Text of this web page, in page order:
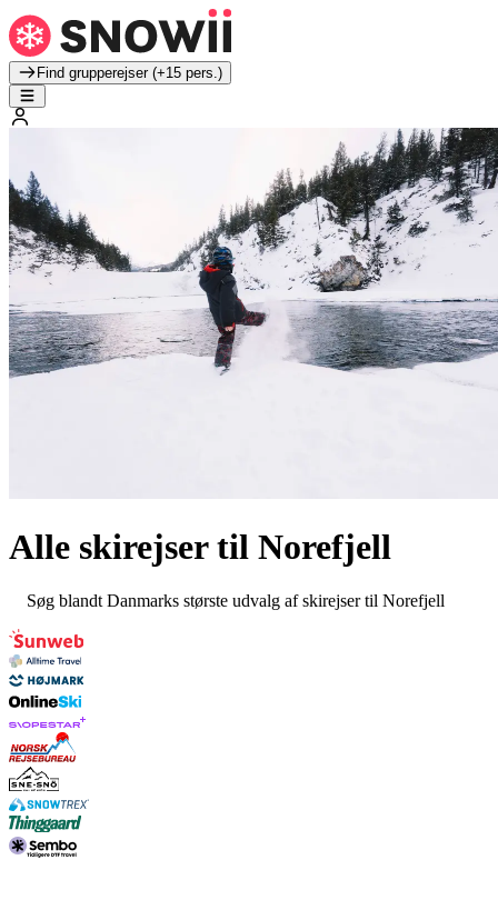
Find grupperejser (+15 pers.)
Alle skirejser til Norefjell
Søg blandt Danmarks største udvalg af skirejser til Norefjell